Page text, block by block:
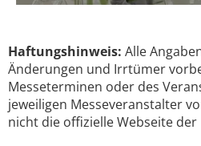
Haftungshinweis: Alle
Änderungen und Irrtümer
Messeterminen oder des
jeweiligen Messeveranstalter
nicht die offizielle Webseite der